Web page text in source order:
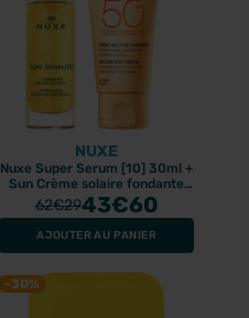
NUXE
Nuxe Super Serum [10] 30ml +
Sun Crème solaire fondante
SPF50 - 50ml
62€2943€60
AJOUTER AU PANIER
-30%